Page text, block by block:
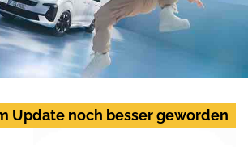
Update noch besser geworden